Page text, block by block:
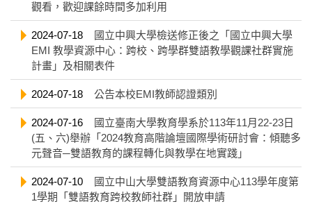
觀看，歡迎課餘時間多加利用
2024-07-18
國立中興大學檢送修正後之「國立中興大學
EMI 教學資源中心：跨校、跨學群雙語教學觀課社群實施
計畫」及相關表件
2024-07-18 公告本校EMI教師認證類別
2024-07-16
國立臺南大學教育學系於113年11月22-23日
(五、六)舉辦「2024教育高階論壇國際學術研討會：傾聽多
元聲音─雙語教育的課程轉化與教學在地實踐」
2024-07-10
國立中山大學雙語教育資源中心113學年度第
1學期「雙語教育跨校教師社群」開放申請